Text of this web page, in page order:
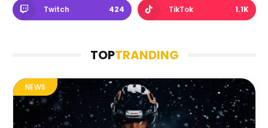
Twitch 424 TikTok 1.1K
TOPTRANDING
NEWS